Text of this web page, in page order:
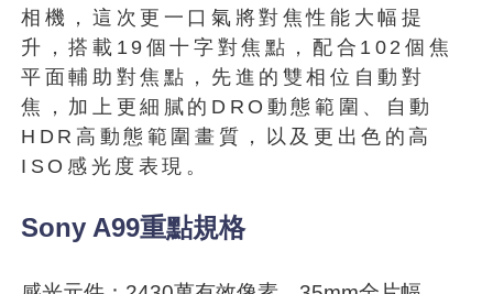
相機，這次更一口氣將對焦性能大幅提
升，搭載19個十字對焦點，配合102個焦
平面輔助對焦點，先進的雙相位自動對
焦，加上更細膩的DRO動態範圍、自動
HDR高動態範圍畫質，以及更出色的高
ISO感光度表現。
Sony A99重點規格